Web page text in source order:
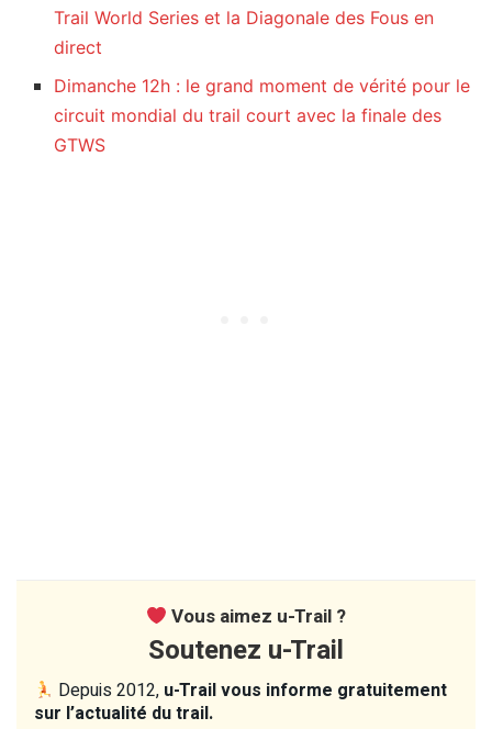
Trail World Series et la Diagonale des Fous en
direct
Dimanche 12h : le grand moment de vérité pour le
circuit mondial du trail court avec la finale des
GTWS
Vous aimez u-Trail ?
Soutenez u-Trail
Depuis 2012, u-Trail vous informe gratuitement
sur l’actualité du trail.